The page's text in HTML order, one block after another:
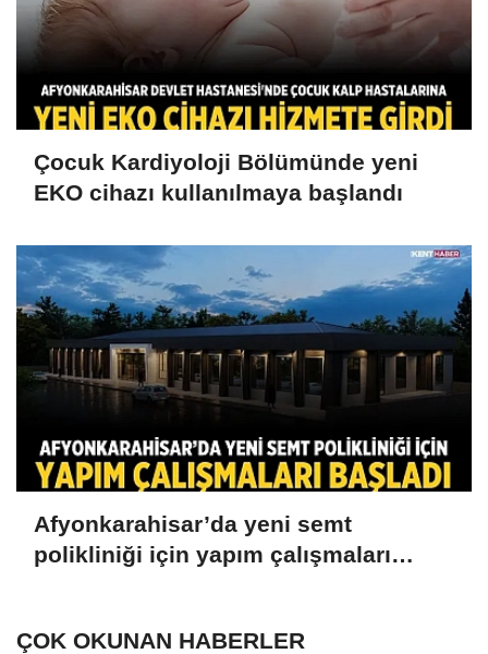
Çocuk Kardiyoloji Bölümünde yeni
EKO cihazı kullanılmaya başlandı
Afyonkarahisar’da yeni semt
polikliniği için yapım çalışmaları
ÇOK OKUNAN HABERLER